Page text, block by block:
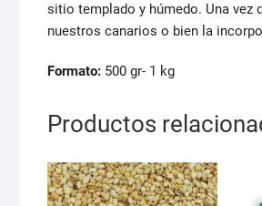
sitio templado y húmedo. Una vez
nuestros canarios o bien la
Formato: 500 gr- 1 kg
Productos